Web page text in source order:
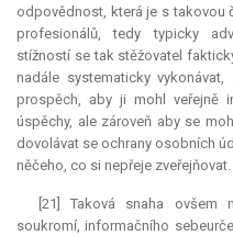
odpovědnost, která je s takovou
profesionálů, tedy typicky
stížností se tak stěžovatel
nadále systematicky
prospěch, aby ji mohl veřejně
úspěchy, ale zároveň aby se
dovolávat se ochrany osobních
něčeho, co si nepřeje zveřejňovat.
[21] Taková snaha
soukromí, informačního